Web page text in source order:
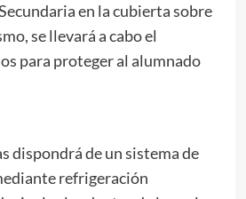
en la cubierta sobre
se llevará a cabo el
para proteger al alumnado
dispondrá de un sistema de
refrigeración